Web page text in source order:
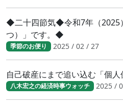
◆二十四節気◆令和7年（2025
つ）」です。◆
季節のお便り 2025 / 02 / 27
自己破産にまで追い込む「個人
八木宏之の経済時事ウォッチ 2025 /